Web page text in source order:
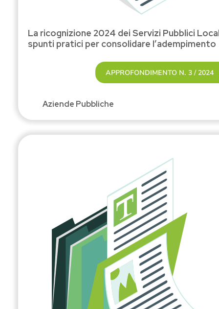
La ricognizione 2024 dei Servizi Pubblici
spunti pratici per consolidare l’adempimento
APPROFONDIMENTO N. 3 / 2024
Aziende Pubbliche